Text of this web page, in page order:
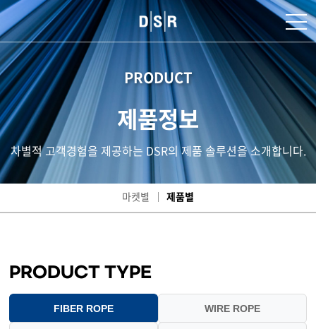
PRODUCT
제품정보
차별적 고객경험을 제공하는 DSR의 제품 솔루션을 소개합니다.
마켓별 제품별
PRODUCT TYPE
FIBER ROPE WIRE ROPE